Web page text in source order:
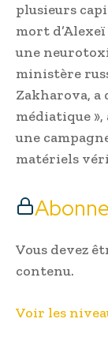
plusieurs
mort
une
ministère
Zakharova, a
médiatique
une
matériels
Vous devez
contenu.
Voir les